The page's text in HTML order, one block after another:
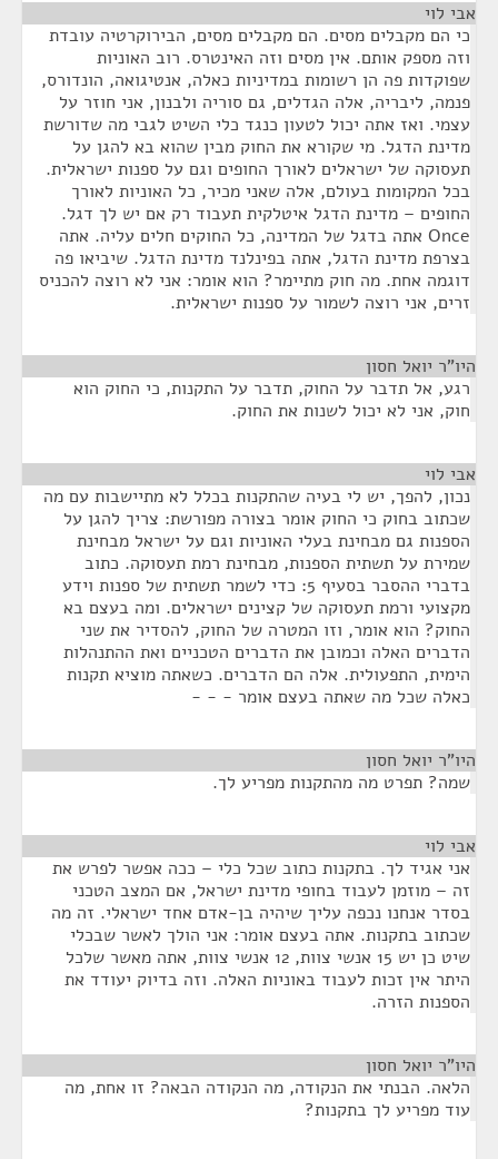
אבי לוי
כי הם מקבלים מסים. הם מקבלים מסים, הבירוקרטיה עובדת
וזה מספק אותם. אין מסים וזה האינטרס. רוב האוניות
שפוקדות פה הן רשומות במדיניות כאלה, אנטיגואה, הונדורס,
פנמה, ליבריה, אלה הגדלים, גם סוריה ולבנון, אני חוזר על
עצמי. ואז אתה יכול לטעון כנגד כלי השיט לגבי מה שדורשת
מדינת הדגל. מי שקורא את החוק מבין שהוא בא להגן על
תעסוקה של ישראלים לאורך החופים וגם על ספנות ישראלית.
בכל המקומות בעולם, אלה שאני מכיר, כל האוניות לאורך
החופים – מדינת הדגל איטלקית תעבוד רק אם יש לך דגל.
Once אתה בדגל של המדינה, כל החוקים חלים עליה. אתה
בצרפת מדינת הדגל, אתה בפינלנד מדינת הדגל. שיביאו פה
דוגמה אחת. מה חוק מתיימר? הוא אומר: אני לא רוצה להכניס
זרים, אני רוצה לשמור על ספנות ישראלית.
היו"ר יואל חסון
רגע, אל תדבר על החוק, תדבר על התקנות, כי החוק הוא
חוק, אני לא יכול לשנות את החוק.
אבי לוי
נכון, להפך, יש לי בעיה שהתקנות בכלל לא מתיישבות עם מה
שכתוב בחוק כי החוק אומר בצורה מפורשת: צריך להגן על
הספנות גם מבחינת בעלי האוניות וגם על ישראל מבחינת
שמירת על תשתית הספנות, מבחינת רמת תעסוקה. כתוב
בדברי ההסבר בסעיף 5: כדי לשמר תשתית של ספנות וידע
מקצועי ורמת תעסוקה של קצינים ישראלים. ומה בעצם בא
החוק? הוא אומר, וזו המטרה של החוק, להסדיר את שני
הדברים האלה וכמובן את הדברים הטכניים ואת ההתנהלות
הימית, התפעולית. אלה הם הדברים. כשאתה מוציא תקנות
כאלה שכל מה שאתה בעצם אומר - - -
היו"ר יואל חסון
שמה? תפרט מה מהתקנות מפריע לך.
אבי לוי
אני אגיד לך. בתקנות כתוב שכל כלי – ככה אפשר לפרש את
זה – מוזמן לעבוד בחופי מדינת ישראל, אם המצב הטכני
בסדר אנחנו נכפה עליך שיהיה בן-אדם אחד ישראלי. זה מה
שכתוב בתקנות. אתה בעצם אומר: אני הולך לאשר שבכלי
שיט כן יש 15 אנשי צוות, 12 אנשי צוות, אתה מאשר שלכל
היתר אין זכות לעבוד באוניות האלה. וזה בדיוק יעודד את
הספנות הזרה.
היו"ר יואל חסון
הלאה. הבנתי את הנקודה, מה הנקודה הבאה? זו אחת, מה
עוד מפריע לך בתקנות?